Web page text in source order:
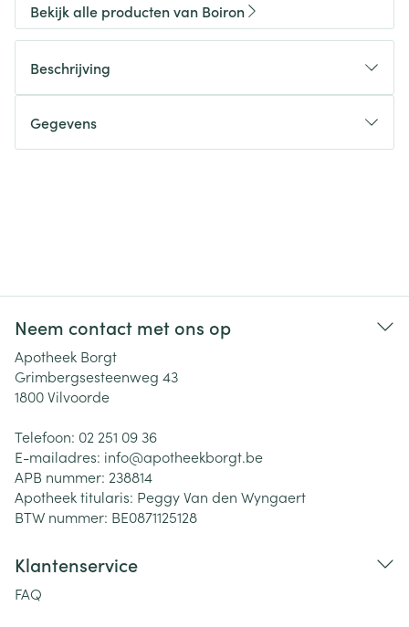
Bekijk alle producten van Boiron
Beschrijving
Gegevens
Neem contact met ons op
Apotheek Borgt
Grimbergsesteenweg 43
1800Vilvoorde
Telefoon: 02 251 09 36
E-mailadres: info@apotheekborgt.be
APB nummer: 238814
Apotheek titularis: Peggy Van den Wyngaert
BTW nummer: BE0871125128
Klantenservice
FAQ